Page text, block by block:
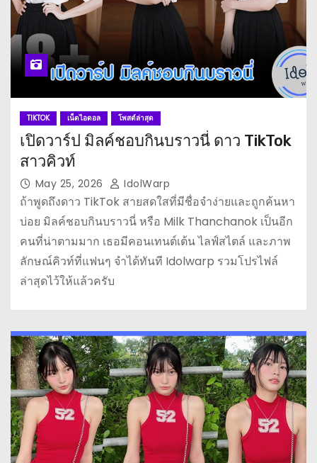
TIKTOK เน็ตไอดอล โพสต์ล่าสุด
เปิดวาร์ป มิลค์ชอบกินบราวนี่ ดาว TikTok
สาวคิวท์
May 25, 2026 IdolWarp
ถ้าพูดถึงดาว TikTok สายสดใสที่มีชื่อจำง่ายและถูกค้นหา
บ่อย มิลค์ชอบกินบราวนี่ หรือ Milk Thanchanok เป็นอีก
คนที่น่าตามมาก เธอมีคอนเทนต์เต้น ไลฟ์สไตล์ และภาพ
ลักษณ์คิวท์ที่แฟนๆ จำได้ทันที Idolwarp รวมโปรไฟล์
ล่าสุดไว้ให้แล้วครับ